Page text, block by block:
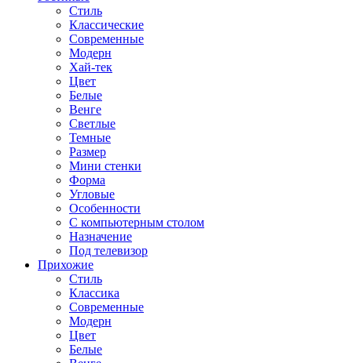
Стиль
Классические
Современные
Модерн
Хай-тек
Цвет
Белые
Венге
Светлые
Темные
Размер
Мини стенки
Форма
Угловые
Особенности
С компьютерным столом
Назначение
Под телевизор
Прихожие
Стиль
Классика
Современные
Модерн
Цвет
Белые